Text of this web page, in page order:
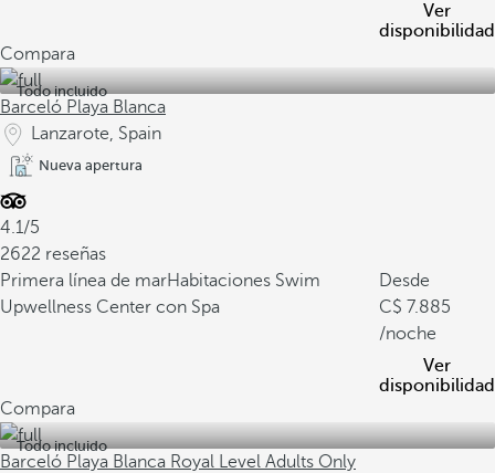
Ver
disponibilidad
Compara
Todo incluido
Barceló Playa Blanca
Lanzarote, Spain
Nueva apertura
4.1/5
2622 reseñas
Primera línea de marHabitaciones Swim
Upwellness Center con Spa
Desde
7.885
/noche
Ver
disponibilidad
Compara
Todo incluido
Barceló Playa Blanca Royal Level Adults Only